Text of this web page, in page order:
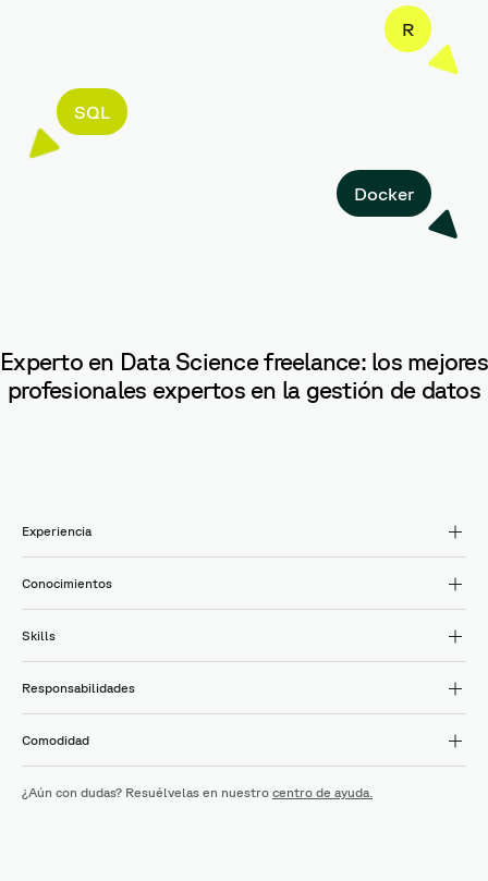
R
SQL
Docker
Experto en Data Science freelance: los mejores
profesionales expertos en la gestión de datos
Experiencia
Conocimientos
Skills
Responsabilidades
Comodidad
¿Aún con dudas? Resuélvelas en nuestro centro de ayuda.